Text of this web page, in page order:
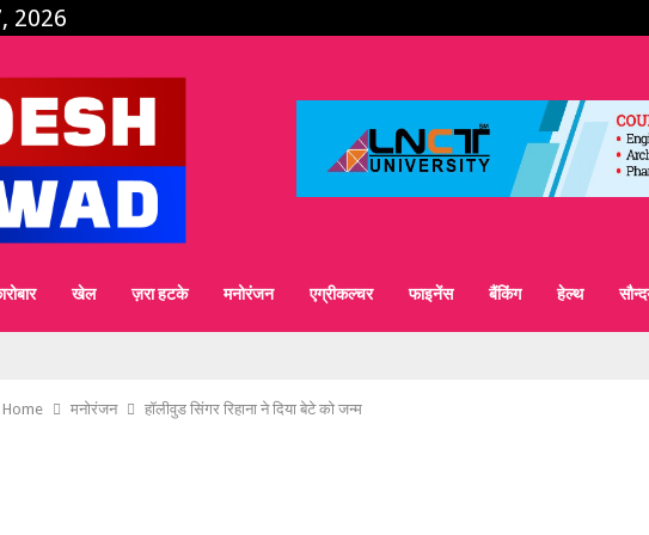
2026
खेल ज़रा हटके मनोरंजन एग्रीकल्चर फाइनेंस बैंकिंग हेल्थ
Home मनोरंजन हॉलीवुड सिंगर रिहाना ने दिया बेटे को जन्म